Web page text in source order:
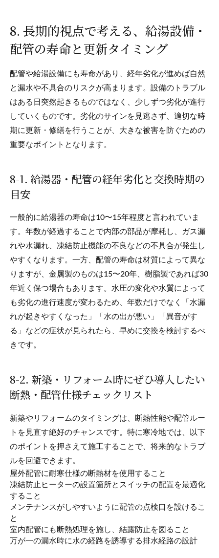
8. 長期的視点で考える、給湯設備・
配管の寿命と更新タイミング
配管や給湯設備にも寿命があり、経年劣化が進めば自然
と漏水や不具合のリスクが高まります。設備のトラブル
はある日突然起きるものではなく、少しずつ劣化が進行
していくものです。劣化のサインを見逃さず、適切な時
期に更新・修繕を行うことが、大きな被害を防ぐための
重要なポイントとなります。
8-1. 給湯器・配管の経年劣化と交換時期の
目安
一般的に給湯器の寿命は10〜15年程度と言われていま
す。年数が経過することで内部の部品が摩耗し、ガス漏
れや水漏れ、凍結防止機能の不良などの不具合が発生し
やすくなります。一方、配管の寿命は材質によって異な
りますが、金属製のものは15〜20年、樹脂製であれば30
年近く保つ場合もあります。水圧の変化や水質によって
も劣化の進行速度が変わるため、年数だけでなく「水漏
れが起きやすくなった」「水の出が悪い」「異音がす
る」などの症状が見られたら、早めに交換を検討するべ
きです。
8-2. 新築・リフォーム時にぜひ導入したい
断熱・配管仕様チェックリスト
新築やリフォームのタイミングは、断熱性能や配管ルー
トを見直す絶好のチャンスです。特に寒冷地では、以下
のポイントを押さえて施工することで、将来的なトラブ
ルを回避できます。
屋外配管に耐寒仕様の断熱材を使用すること
凍結防止ヒーターの設置箇所とスイッチの配置を最適化
すること
メンテナンスがしやすいように配管の点検口を設けるこ
と
室内配管にも断熱処理を施し、結露防止を図ること
万が一の漏水時に水の経路を誘導する排水経路の設計